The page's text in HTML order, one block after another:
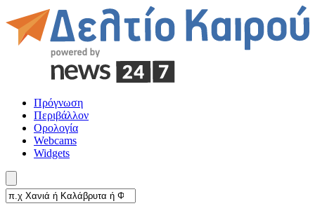
Πρόγνωση
Περιβάλλον
Ορολογία
Webcams
Widgets